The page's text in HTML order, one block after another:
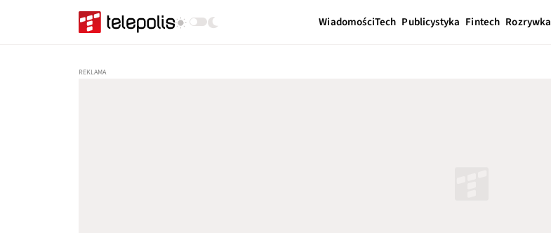
WiadomościTech Publicystyka Fintech Rozrywka